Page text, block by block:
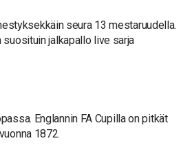
seura 13 mestaruudella.
jalkapallo live sarja
Englannin FA Cupilla on pitkät
1872.